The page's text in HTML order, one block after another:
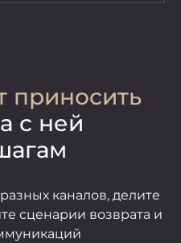
приносить
с ней
каналов, делите
сценарии возврата и